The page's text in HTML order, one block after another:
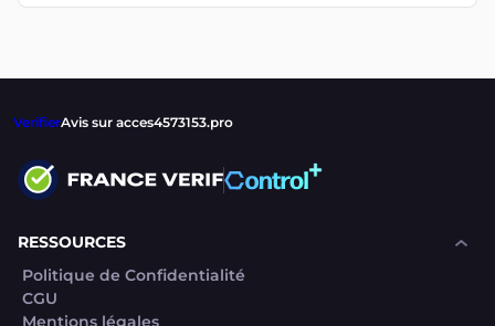
VerifierAvis sur acces4573153.pro
RESSOURCES
Politique de Confidentialité
CGU
Mentions légales